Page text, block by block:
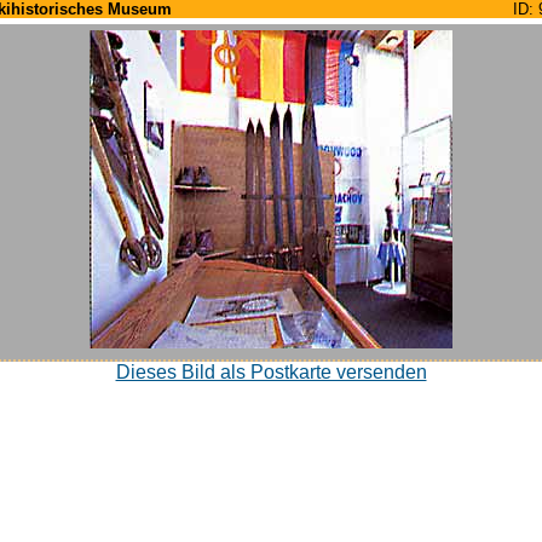
ID:
Museum
Dieses Bild als Postkarte versenden